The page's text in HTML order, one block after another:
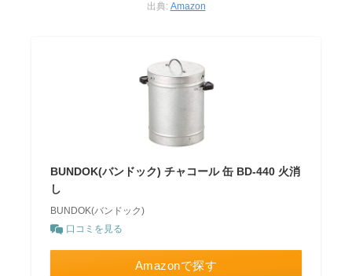
出典: Amazon
BUNDOK(バンドック) チャコール 缶 BD-440 火消
し
BUNDOK(バンドック)
口コミを見る
Amazonで探す